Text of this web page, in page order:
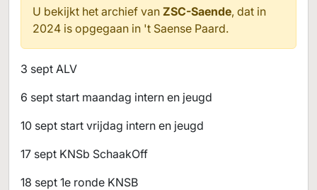
U bekijkt het archief van ZSC-Saende, dat in
2024 is opgegaan in 't Saense Paard.
3 sept ALV
6 sept start maandag intern en jeugd
10 sept start vrijdag intern en jeugd
17 sept KNSb SchaakOff
18 sept 1e ronde KNSB